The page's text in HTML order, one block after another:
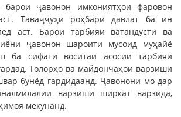
барои ҷавонон имкониятҳои фаровон
Таваҷҷуҳи роҳбари давлат ба ин
аст. Барои тарбияи ватандӯстӣ ва
ҷавонон шароити мусоид муҳайё
ба сифати воситаи асосии тарбияи
Толорҳо ва майдончаҳои варзишӣ
бунёд гардидаанд. Ҷавонони мо дар
варзишӣ ширкат варзида,
мекунанд.